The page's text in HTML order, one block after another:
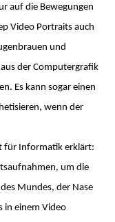
auf die Bewegungen
Video Portraits auch
und
der Computergrafik
Es kann sogar einen
wenn der
für Informatik erklärt:
um die
Mundes, der Nase
in einem Video